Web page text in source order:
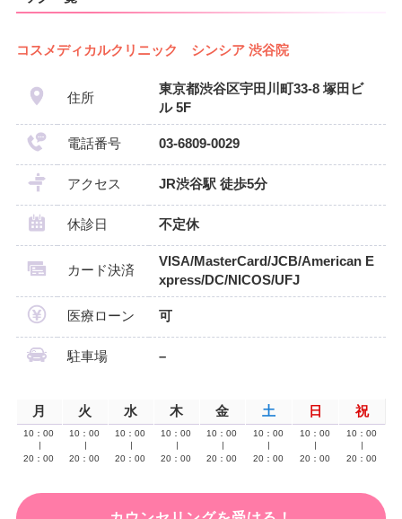
コスメディカルクリニック シンシア 渋谷院
住所
東京都渋谷区宇田川町33-8 塚田ビ
ル 5F
電話番号 03-6809-0029
アクセス JR渋谷駅 徒歩5分
休診日 不定休
カード決済
VISA/MasterCard/JCB/American E
xpress/DC/NICOS/UFJ
医療ローン 可
駐車場 –
月 火 水 木 金 土 日 祝
10：00
20：00
10：00
20：00
10：00
20：00
10：00
20：00
10：00
20：00
10：00
20：00
10：00
20：00
10：00
20：00